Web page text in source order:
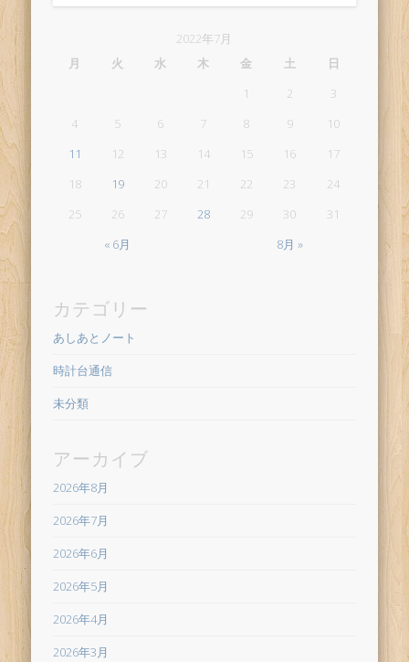
2022年7月
月
火 水 木 金 土 日
« 6月 8月 »
1 2
3
4
5 6 7 8 9
10
11
12 13 14 15 16
17
18
19 20 21 22 23
24
25
26 27 28 29 30 31
カテゴリー
あしあとノート
時計台通信
未分類
アーカイブ
2026年8月
2026年7月
2026年6月
2026年5月
2026年4月
2026年3月